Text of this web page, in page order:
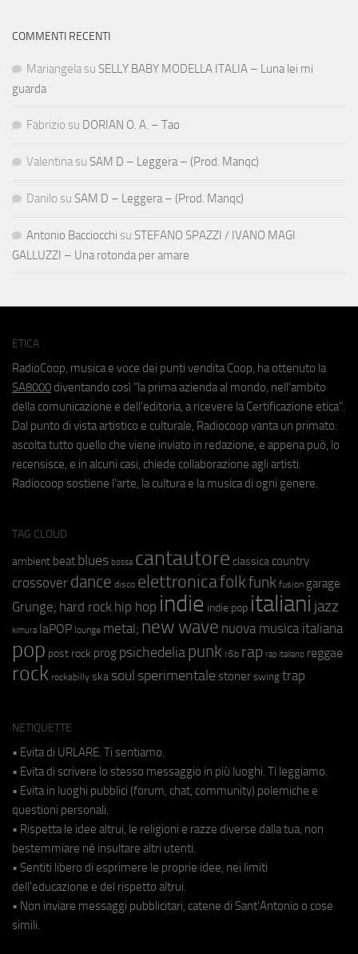
COMMENTI RECENTI
Mariangela su SELLY BABY MODELLA ITALIA – Luna lei mi
guarda
Fabrizio su DORIAN O. A. – Tao
Valentina su SAM D – Leggera – (Prod. Manqc)
Danilo su SAM D – Leggera – (Prod. Manqc)
Antonio Bacciocchi su STEFANO SPAZZI / IVANO MAGI
GALLUZZI – Una rotonda per amare
ETICA
RadioCoop, musica e voce dei punti vendita Coop, ha ottenuto la
SA8000 diventando così "la prima azienda al mondo, nell'ambito
della comunicazione e dell'editoria, a ricevere la Certificazione etica".
Dal punto di vista artistico e culturale, Radiocoop vanta un primato:
ascolta tutto quello che viene inviato in redazione, e appena può, lo
recensisce, e in alcuni casi, chiede collaborazione agli artisti.
Radiocoop sostiene l'arte, la cultura e la musica di ogni genere.
TAG CLOUD
ambient beat blues bossa cantautore classica country
crossover dance disco elettronicafolkfunk fusion garage
Grunge; hard rock hip hop indie indie pop italiani jazz
kimura laPOP lounge metal; new wave nuova musica italiana
pop post rock prog psichedeliapunk r&b rap rap italiano reggae
rock rockabilly ska soul sperimentale stoner swing trap
NETIQUETTE
• Evita di URLARE. Ti sentiamo.
• Evita di scrivere lo stesso messaggio in più luoghi. Ti leggiamo.
• Evita in luoghi pubblici (forum, chat, community) polemiche e
questioni personali.
• Rispetta le idee altrui, le religioni e razze diverse dalla tua, non
bestemmiare né insultare altri utenti.
• Sentiti libero di esprimere le proprie idee, nei limiti
dell'educazione e del rispetto altrui.
• Non inviare messaggi pubblicitari, catene di Sant'Antonio o cose
simili.